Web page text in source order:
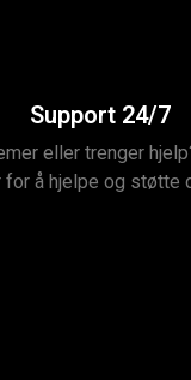
Support 24/7
eller trenger
for å hjelpe og støtte